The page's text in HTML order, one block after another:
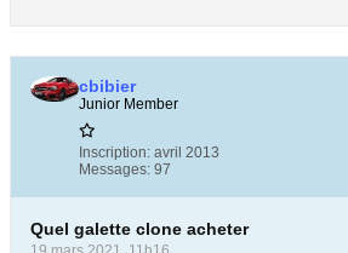
cbibier
Junior Member
Inscription: avril 2013
Messages: 97
Quel galette clone acheter